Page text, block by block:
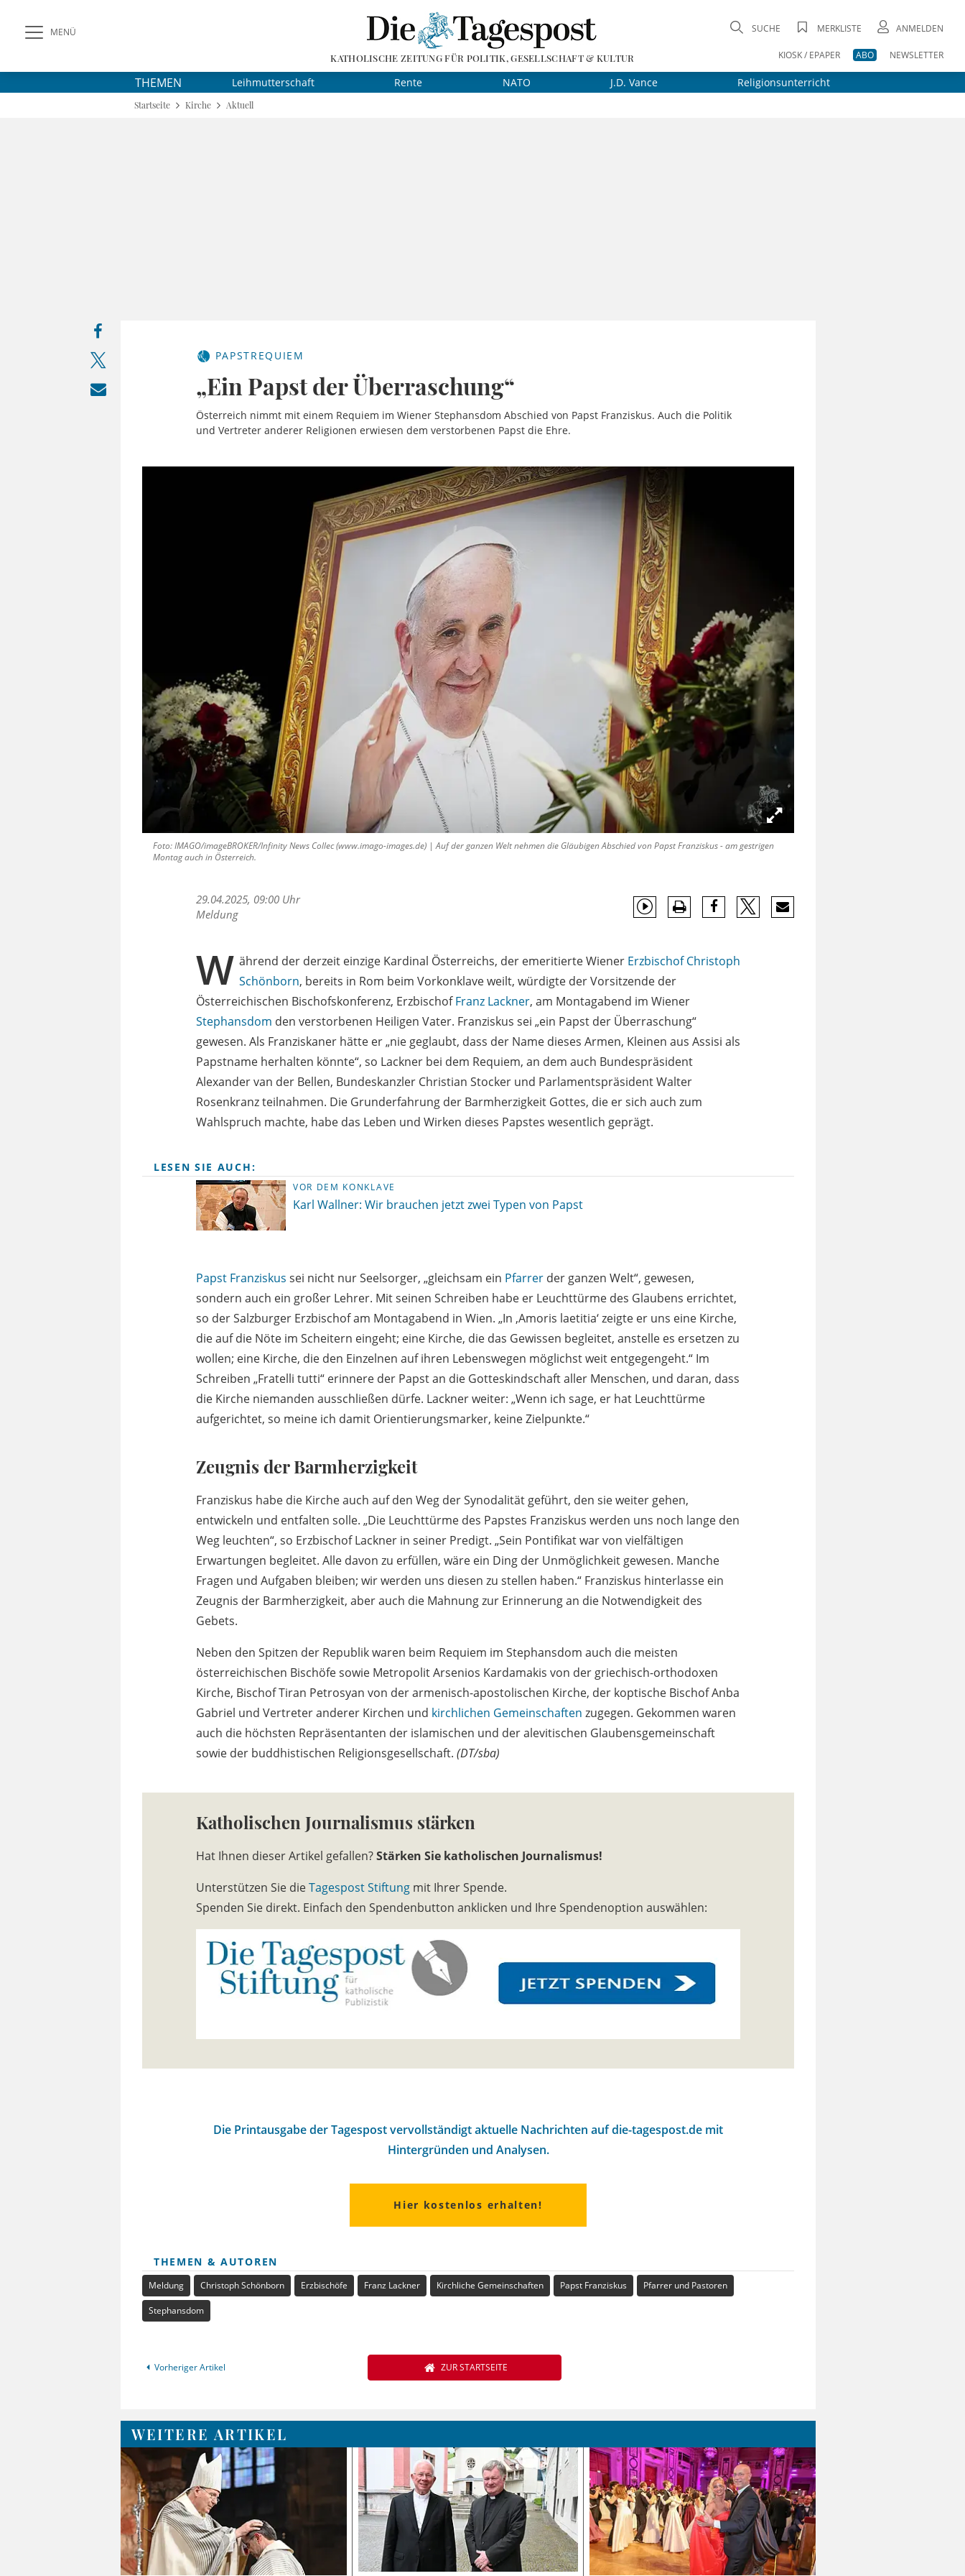
MENÜ
KATHOLISCHE ZEITUNG FÜR POLITIK, GESELLSCHAFT & KULTUR
SUCHE MERKLISTE ANMELDEN
KIOSK / EPAPER ABO NEWSLETTER
THEMEN Leihmutterschaft Rente NATO J.D. Vance Religionsunterricht
Startseite Kirche Aktuell
PAPSTREQUIEM
„Ein Papst der Überraschung“
Österreich nimmt mit einem Requiem im Wiener Stephansdom Abschied von Papst Franziskus. Auch die Politik
und Vertreter anderer Religionen erwiesen dem verstorbenen Papst die Ehre.
Foto: IMAGO/imageBROKER/Infinity News Collec (www.imago-images.de) | Auf der ganzen Welt nehmen die Gläubigen Abschied von Papst Franziskus - am gestrigen
Montag auch in Österreich.
29.04.2025, 09:00 Uhr
Meldung
W ährend der derzeit einzige Kardinal Österreichs, der emeritierte Wiener Erzbischof Christoph
Schönborn, bereits in Rom beim Vorkonklave weilt, würdigte der Vorsitzende der
Österreichischen Bischofskonferenz, ErzbischofFranz Lackner, am Montagabend im Wiener
Stephansdom den verstorbenen Heiligen Vater. Franziskus sei „ein Papst der Überraschung“
gewesen. Als Franziskaner hätte er „nie geglaubt, dass der Name dieses Armen, Kleinen aus Assisi als
Papstname herhalten könnte“, so Lackner bei dem Requiem, an dem auch Bundespräsident
Alexander van der Bellen, Bundeskanzler Christian Stocker und Parlamentspräsident Walter
Rosenkranz teilnahmen. Die Grunderfahrung der Barmherzigkeit Gottes, die er sich auch zum
Wahlspruch machte, habe das Leben und Wirken dieses Papstes wesentlich geprägt.
LESEN SIE AUCH:
VOR DEM KONKLAVE
Karl Wallner: Wir brauchen jetzt zwei Typen von Papst
Papst Franziskus sei nicht nur Seelsorger, „gleichsam ein Pfarrer der ganzen Welt“, gewesen,
sondern auch ein großer Lehrer. Mit seinen Schreiben habe er Leuchttürme des Glaubens errichtet,
so der Salzburger Erzbischof am Montagabend in Wien. „In ‚Amoris laetitia‘ zeigte er uns eine Kirche,
die auf die Nöte im Scheitern eingeht; eine Kirche, die das Gewissen begleitet, anstelle es ersetzen zu
wollen; eine Kirche, die den Einzelnen auf ihren Lebenswegen möglichst weit entgegengeht.“ Im
Schreiben „Fratelli tutti“ erinnere der Papst an die Gotteskindschaft aller Menschen, und daran, dass
die Kirche niemanden ausschließen dürfe. Lackner weiter: „Wenn ich sage, er hat Leuchttürme
aufgerichtet, so meine ich damit Orientierungsmarker, keine Zielpunkte.“
Zeugnis der Barmherzigkeit
Franziskus habe die Kirche auch auf den Weg der Synodalität geführt, den sie weiter gehen,
entwickeln und entfalten solle. „Die Leuchttürme des Papstes Franziskus werden uns noch lange den
Weg leuchten“, so Erzbischof Lackner in seiner Predigt. „Sein Pontifikat war von vielfältigen
Erwartungen begleitet. Alle davon zu erfüllen, wäre ein Ding der Unmöglichkeit gewesen. Manche
Fragen und Aufgaben bleiben; wir werden uns diesen zu stellen haben.“ Franziskus hinterlasse ein
Zeugnis der Barmherzigkeit, aber auch die Mahnung zur Erinnerung an die Notwendigkeit des
Gebets.
Neben den Spitzen der Republik waren beim Requiem im Stephansdom auch die meisten
österreichischen Bischöfe sowie Metropolit Arsenios Kardamakis von der griechisch-orthodoxen
Kirche, Bischof Tiran Petrosyan von der armenisch-apostolischen Kirche, der koptische Bischof Anba
Gabriel und Vertreter anderer Kirchen und kirchlichen Gemeinschaften zugegen. Gekommen waren
auch die höchsten Repräsentanten der islamischen und der alevitischen Glaubensgemeinschaft
sowie der buddhistischen Religionsgesellschaft. (DT/sba)
Katholischen Journalismus stärken
Hat Ihnen dieser Artikel gefallen?Stärken Sie katholischen Journalismus!
Unterstützen Sie dieTagespost Stiftung mit Ihrer Spende.
Spenden Sie direkt. Einfach den Spendenbutton anklicken und Ihre Spendenoption auswählen:
Die Printausgabe der Tagespost vervollständigt aktuelle Nachrichten auf die-tagespost.de mit
Hintergründen und Analysen.
Hier kostenlos erhalten!
THEMEN & AUTOREN
Meldung Christoph Schönborn Erzbischöfe Franz Lackner Kirchliche Gemeinschaften Papst Franziskus Pfarrer und Pastoren
Stephansdom
Vorheriger Artikel ZUR STARTSEITE
WEITERE ARTIKEL